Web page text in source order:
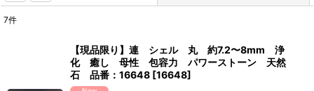
7件
【現品限り】連 シェル 丸 約7.2〜8mm 浄
化 癒し 母性 包容力 パワーストーン 天然
石 品番：16648 [16648]